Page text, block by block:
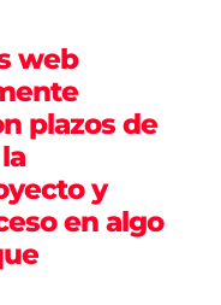
web
plazos de
y
en algo